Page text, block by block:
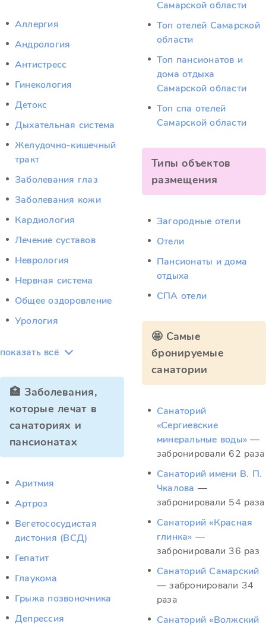
Аллергия
Андрология
Антистресс
Гинекология
Детокс
Дыхательная система
Желудочно-кишечный
тракт
Заболевания глаз
Заболевания кожи
Кардиология
Лечение суставов
Неврология
Нервная система
Общее оздоровление
Урология
показать всё
🏥 Заболевания,
которые лечат в
санаториях и
пансионатах
Аритмия
Артроз
Вегетососудистая
дистония (ВСД)
Гепатит
Глаукома
Грыжа позвоночника
Депрессия
Самарской области
Топ отелей Самарской
области
Топ пансионатов и
дома отдыха
Самарской области
Топ спа отелей
Самарской области
Типы объектов
размещения
Загородные отели
Отели
Пансионаты и дома
отдыха
СПА отели
🤩 Самые
бронируемые
санатории
Санаторий
«Сергиевские
минеральные воды» —
забронировали 62 раза
Санаторий имени В. П.
Чкалова —
забронировали 54 раза
Санаторий «Красная
глинка» —
забронировали 36 раз
Санаторий Самарский
— забронировали 34
раза
Санаторий «Волжский